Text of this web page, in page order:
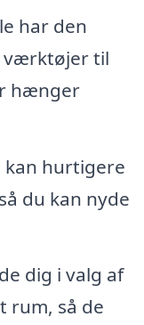
har den
værktøjer til
hænger
kan hurtigere
du kan nyde
dig i valg af
rum, så de